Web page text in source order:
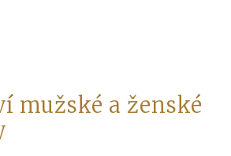
mužské a ženské